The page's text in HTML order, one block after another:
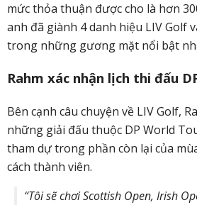
mức thỏa thuận được cho là hơn
anh đã giành 4 danh hiệu LIV Golf
trong những gương mặt nổi bật
Rahm xác nhận lịch thi đấu
Bên cạnh câu chuyện về LIV Golf,
những giải đấu thuộc DP World
tham dự trong phần còn lại của
cách thành viên.
“Tôi sẽ chơi Scottish Open, Irish